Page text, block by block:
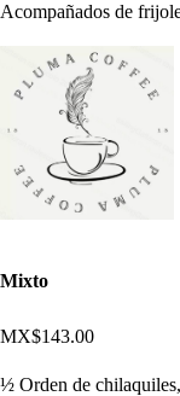
Acompañados de
Mixto
MX$143.00
½ Orden de